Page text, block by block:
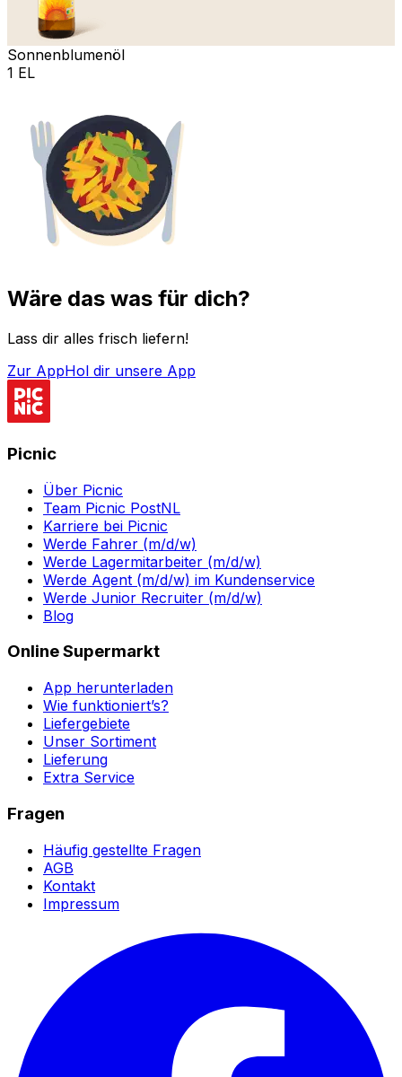
Sonnenblumenöl
1 EL
Wäre das was für dich?
Lass dir alles frisch liefern!
Zur AppHol dir unsere App
Picnic
Über Picnic
Team Picnic PostNL
Karriere bei Picnic
Werde Fahrer (m/d/w)
Werde Lagermitarbeiter (m/d/w)
Werde Agent (m/d/w) im Kundenservice
Werde Junior Recruiter (m/d/w)
Blog
Online Supermarkt
App herunterladen
Wie funktioniert’s?
Liefergebiete
Unser Sortiment
Lieferung
Extra Service
Fragen
Häufig gestellte Fragen
AGB
Kontakt
Impressum